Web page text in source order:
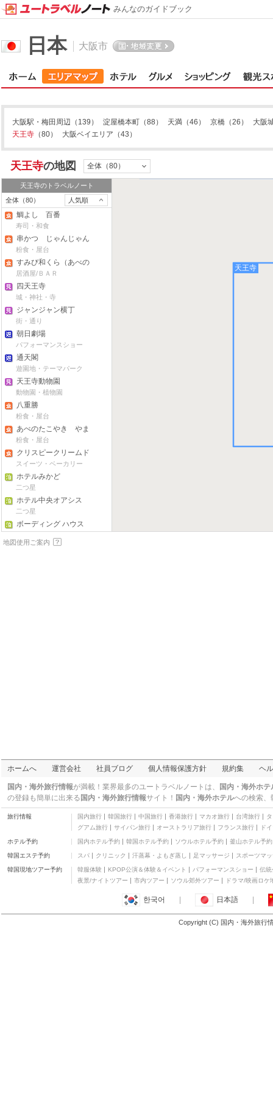
日本 大阪市
大阪駅・梅田周辺 （139） 淀屋橋本町 （88） 天満 （46） 京橋 （26）
大阪
天王寺 （80） 大阪ベイエリア （43）
天王寺の地図 全体（80）
天王寺のトラベルノート
全体（80）
人気順
鯛よし 百番
寿司・和食
串かつ じゃんじゃん
（新世界本店）
粉食・屋台
すみび和くら（あべの
キューズモール店）
居酒屋/ＢＡＲ
四天王寺
城・神社・寺
ジャンジャン横丁
街・通り
朝日劇場
パフォーマンスショー
通天閣
遊園地・テーマパーク
天王寺動物園
動物園・植物園
八重勝
粉食・屋台
あべのたこやき やま
ちゃん 本店
粉食・屋台
クリスピークリームド
ーナツ（あべのキュー
ズモール店）
スイーツ・ベーカリー
ホテルみかど
二つ星
ホテル中央オアシス
二つ星
ボーディング ハウス
ピースハウス幸
ホテル ジパング
二つ星
天王寺ラグーンホテル
三つ星
旅人の宿 トミヤ
二つ星
東横INN大阪通天閣前
三つ星
Green Hill Hotel Osaka
Tennouji
その他
アダルト オンリー
二つ星
天王寺
地図使用ご案内
みんなのガイドブック
ホームへ 運営会社 社員ブログ 個人情報保護方針 規約集 ヘ
国内・海外旅行情報が満載！業界最多のユートラベルノートは、
国内・海外ホ
の登録も簡単に出来る 国内・海外旅行情報サイト！ 国内・海外ホテルへの検索、
旅行情報 国内旅行 韓国旅行 中国旅行 香港旅行 マカオ旅行 台湾旅行
グアム旅行
サイパン旅行 オーストラリア旅行 フランス旅行 ド
ホテル予約 国内ホテル予約 韓国ホテル予約 ソウルホテル予約 釜山ホテル予約
韓国エステ予約 スパ クリニック 汗蒸幕・よもぎ蒸し 足マッサージ スポーツマ
韓国現地ツアー予約 韓服体験 KPOP公演＆体験＆イベント パフォーマンスショー
伝統
夜景/ナイトツアー
市内ツアー ソウル郊外ツアー ドラマ/映画ロケ
한국어 日本語
Copyright (C) 国内・海外旅行